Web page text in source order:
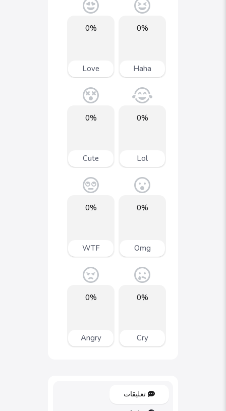
0%
Haha
0%
Love
0%
Lol
0%
Cute
0%
Omg
0%
WTF
0%
Cry
0%
Angry
تعليقات